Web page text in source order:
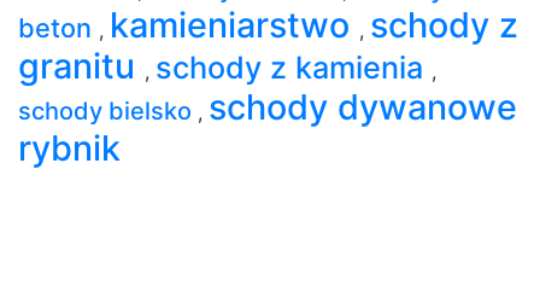
beton , kamieniarstwo , schody z
granitu , schody z kamienia ,
schody bielsko , schody dywanowe
rybnik